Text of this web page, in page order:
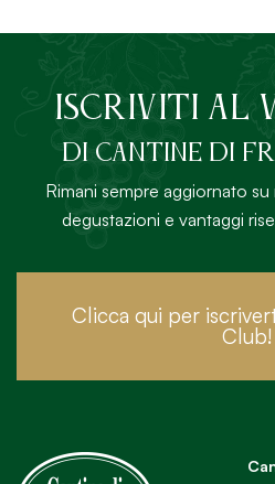
ISCRIVITI
DI Cantine di
Rimani sempre aggiornato
degustazioni e vantaggi
Clicca qui per
Club!